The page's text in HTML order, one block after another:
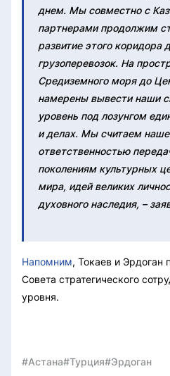
днем. Мы совместно с
партнерами продолжим
развитие этого коридора
грузоперевозок. На
Средиземного моря до
намерены вывести наши
уровень под лозунгом
и делах. Мы считаем
ответственностью
поколениям культурных
мира, идей великих
духовного наследия, –
Напомним, Токаев и Эрдоган
Совета стратегического
уровня.
#Астана#Турция#Эрдоган